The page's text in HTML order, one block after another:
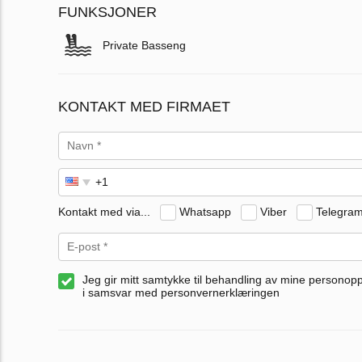
FUNKSJONER
Private Basseng
KONTAKT MED FIRMAET
Kontakt med via... Whatsapp Viber Telegram
Jeg gir mitt samtykke til behandling av mine
i samsvar med personvernerklæringen